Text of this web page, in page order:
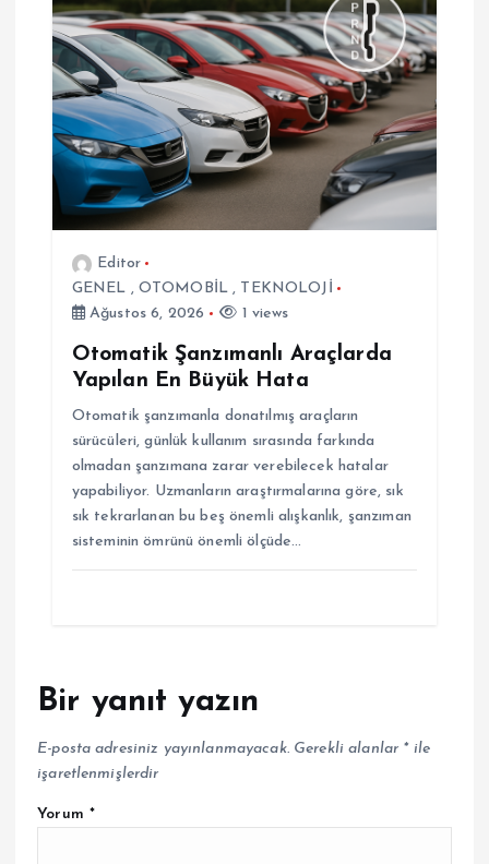
e
z
n
m
Editor
GENEL , OTOMOBİL , TEKNOLOJİ
Ağustos 6, 2026
1 views
Otomatik Şanzımanlı Araçlarda
Yapılan En Büyük Hata
Otomatik şanzımanla donatılmış araçların
sürücüleri, günlük kullanım sırasında farkında
olmadan şanzımana zarar verebilecek hatalar
yapabiliyor. Uzmanların araştırmalarına göre, sık
sık tekrarlanan bu beş önemli alışkanlık, şanzıman
sisteminin ömrünü önemli ölçüde…
Bir yanıt yazın
E-posta adresiniz yayınlanmayacak. Gerekli alanlar *ile
işaretlenmişlerdir
Yorum *